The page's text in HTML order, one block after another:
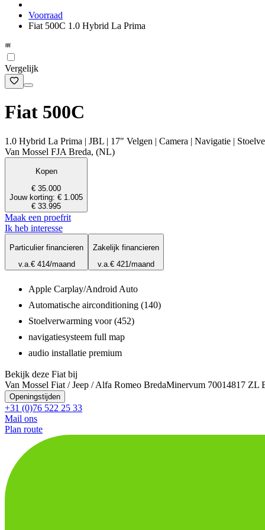
Voorraad
Fiat 500C 1.0 Hybrid La Prima
Vergelijk
Fiat 500C
1.0 Hybrid La Prima | JBL | 17" Velgen | Camera | Navigatie |
Van Mossel FJA Breda, (NL)
Kopen
€ 35.000
Jouw korting: € 1.005
€ 33.995
Maak een proefrit
Ik heb interesse
Particulier financieren
v.a.€ 414/maand
Zakelijk financieren
v.a.€ 421/maand
Apple Carplay/Android Auto
Automatische airconditioning (140)
Stoelverwarming voor (452)
navigatiesysteem full map
audio installatie premium
Bekijk deze Fiat bij
Van Mossel Fiat / Jeep / Alfa Romeo BredaMinervum 70014817 ZL
Openingstijden
+31 (0)76 522 25 33
Mail ons
Plan route